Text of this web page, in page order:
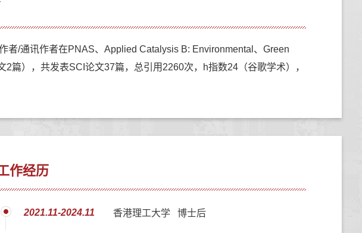
者/通讯作者在PNAS、Applied Catalysis B: Environmental、Green
篇）， 共发表SCI论文37篇， 总引用2260次，h指数24（谷歌学术），
作经历
2021.11-2024.11 香港理工大学 博士后